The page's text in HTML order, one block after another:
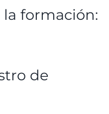
formación:
de